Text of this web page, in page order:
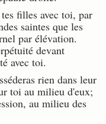
filles avec toi, par
saintes que les
par élévation.
devant
avec toi.
rien dans leur
toi au milieu d'eux;
au milieu des